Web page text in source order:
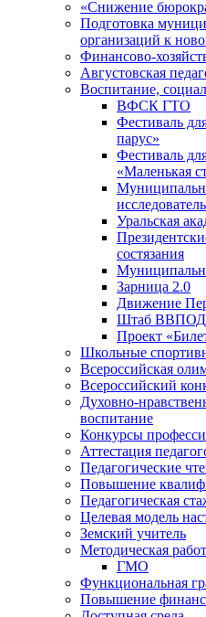
«Снижение
Подготовка
организаций к
Финансово-
Августовская
Воспитание,
ВФСК ГТО
Фестиваль
парус»
Фестиваль
«Маленькая
Уральская
состязания
Зарница 2.0
Движение
Штаб ВВПОД
Проект
Школьные
Всероссийская
Всероссийский
Духовно-
воспитание
Конкурсы
Аттестация
Педагогические
Повышение
Педагогическая
Целевая модель
Земский учитель
Методическая
ГМО
Функциональная
Повышение